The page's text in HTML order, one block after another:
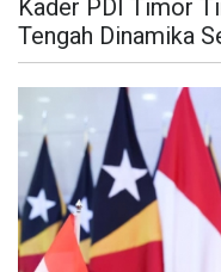
Kader PDI Timor
Tengah Dinamika